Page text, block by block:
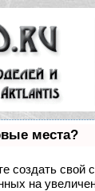
места?
создать свой
на